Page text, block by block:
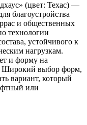
(цвет: Техас) —
благоустройства
и общественных
технологии
устойчивого к
нагрузкам.
и форму на
Широкий выбор форм,
вариант, который
или